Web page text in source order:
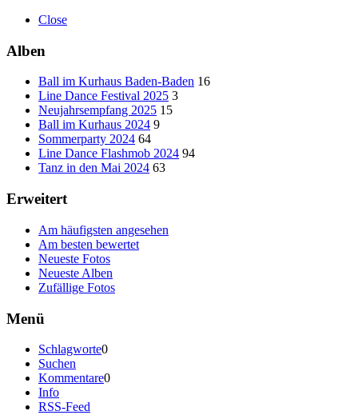
Close
Alben
Ball im Kurhaus Baden-Baden 16
Line Dance Festival 2025 3
Neujahrsempfang 2025 15
Ball im Kurhaus 2024 9
Sommerparty 2024 64
Line Dance Flashmob 2024 94
Tanz in den Mai 2024 63
Erweitert
Am häufigsten angesehen
Am besten bewertet
Neueste Fotos
Neueste Alben
Zufällige Fotos
Menü
Schlagworte0
Suchen
Kommentare0
Info
RSS-Feed